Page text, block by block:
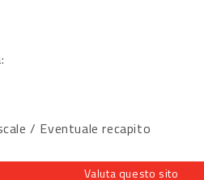
/ Eventuale recapito
Valuta questo sito